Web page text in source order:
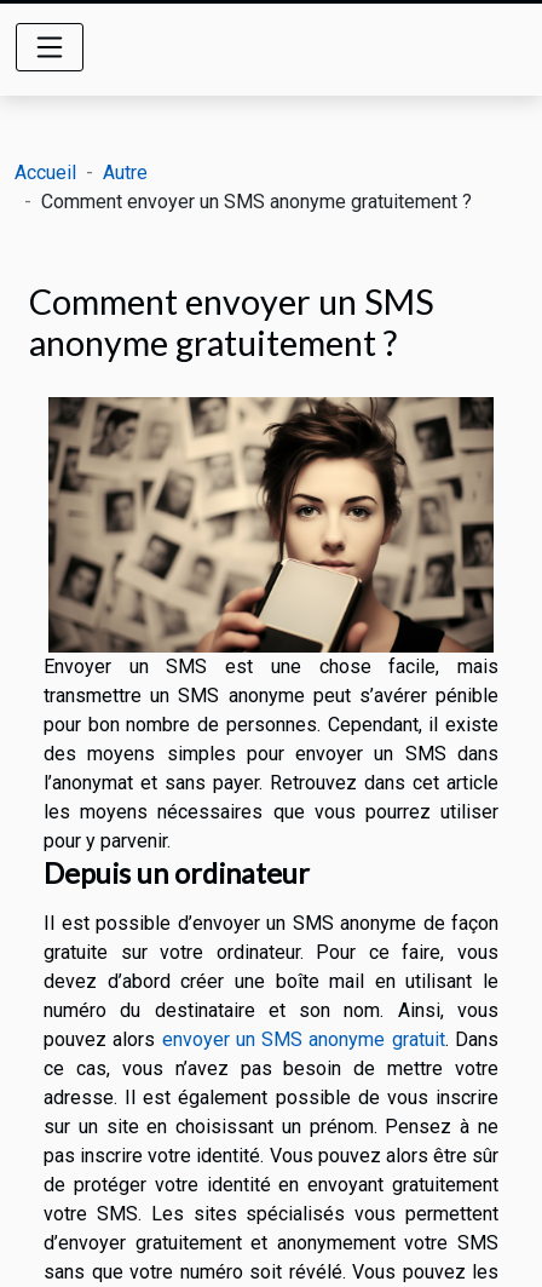
Accueil
Autre
Comment envoyer un SMS anonyme gratuitement ?
Comment envoyer un SMS
anonyme gratuitement ?
Envoyer un SMS est une chose facile, mais
transmettre un SMS anonyme peut s’avérer pénible
pour bon nombre de personnes. Cependant, il existe
des moyens simples pour envoyer un SMS dans
l’anonymat et sans payer. Retrouvez dans cet article
les moyens nécessaires que vous pourrez utiliser
pour y parvenir.
Depuis un ordinateur
Il est possible d’envoyer un SMS anonyme de façon
gratuite sur votre ordinateur. Pour ce faire, vous
devez d’abord créer une boîte mail en utilisant le
numéro du destinataire et son nom. Ainsi, vous
pouvez alors envoyer un SMS anonyme gratuit. Dans
ce cas, vous n’avez pas besoin de mettre votre
adresse. Il est également possible de vous inscrire
sur un site en choisissant un prénom. Pensez à ne
pas inscrire votre identité. Vous pouvez alors être sûr
de protéger votre identité en envoyant gratuitement
votre SMS. Les sites spécialisés vous permettent
d’envoyer gratuitement et anonymement votre SMS
sans que votre numéro soit révélé. Vous pouvez les